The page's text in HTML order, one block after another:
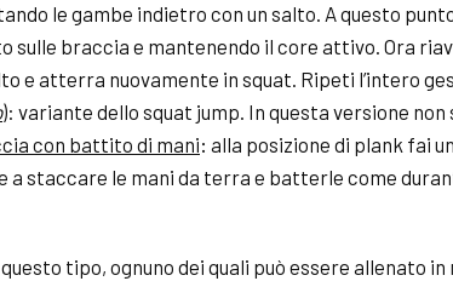
le gambe indietro con un salto. A questo
sulle braccia e mantenendo il core attivo. Ora
e atterra nuovamente in squat. Ripeti l’intero
): variante dello squat jump. In questa versione
con battito di mani: alla posizione di plank fai
a staccare le mani da terra e batterle come
tipo, ognuno dei quali può essere allenato